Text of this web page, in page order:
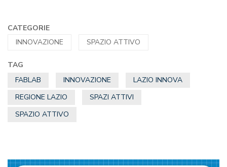
CATEGORIE
INNOVAZIONE
SPAZIO ATTIVO
TAG
FABLAB
INNOVAZIONE
LAZIO INNOVA
REGIONE LAZIO
SPAZI ATTIVI
SPAZIO ATTIVO